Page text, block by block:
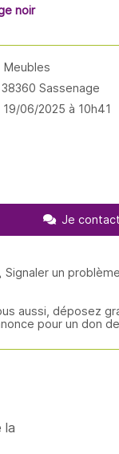
noir
la
Meubles
38360 Sassenage
19/06/2025 à 10h41
Je
Signaler un
aussi, déposez
pour un don